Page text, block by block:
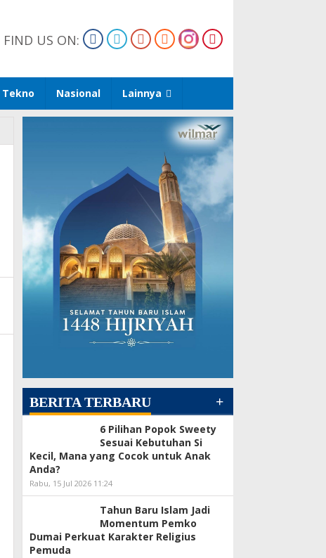
FIND US ON:
Tekno Nasional Lainnya
+
BERITA TERBARU
6 Pilihan Popok Sweety
Sesuai Kebutuhan Si
Kecil, Mana yang Cocok untuk Anak
Anda?
Rabu, 15 Jul 2026 11:24
Tahun Baru Islam Jadi
Momentum Pemko
Dumai Perkuat Karakter Religius
Pemuda